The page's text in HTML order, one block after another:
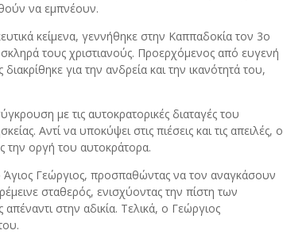
να εμπνέουν.
κείμενα, γεννήθηκε στην Καππαδοκία τον 3ο
τους χριστιανούς. Προερχόμενος από ευγενή
για την ανδρεία και την ικανότητά του,
με τις αυτοκρατορικές διαταγές του
Αντί να υποκύψει στις πιέσεις και τις απειλές, ο
την οργή του αυτοκράτορα.
Άγιος Γεώργιος, προσπαθώντας να τον αναγκάσουν
σταθερός, ενισχύοντας την πίστη των
στην αδικία. Τελικά, ο Γεώργιος